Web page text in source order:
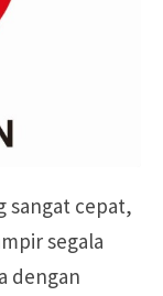
sangat cepat,
segala
dengan